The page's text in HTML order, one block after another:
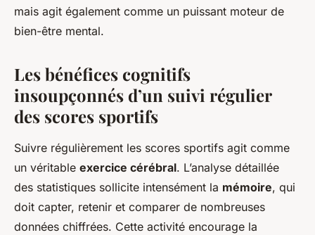
mais agit également comme un puissant moteur de
bien-être mental.
Les bénéfices cognitifs
insoupçonnés d’un suivi régulier
des scores sportifs
Suivre régulièrement les scores sportifs agit comme
un véritable exercice cérébral. L’analyse détaillée
des statistiques sollicite intensément la mémoire, qui
doit capter, retenir et comparer de nombreuses
données chiffrées. Cette activité encourage la